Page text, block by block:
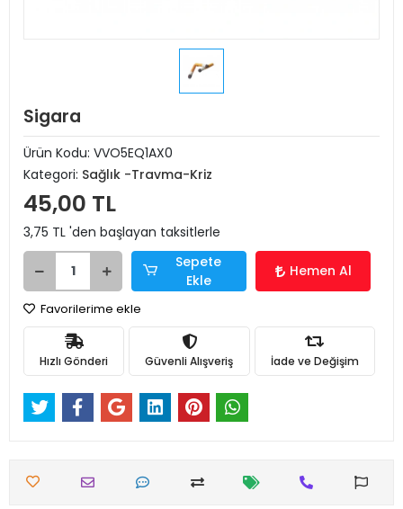
Sigara
Ürün Kodu: VVO5EQ1AX0
Kategori: Sağlık -Travma-Kriz
45,00 TL
3,75 TL 'den başlayan taksitlerle
Sepete
Ekle
Hemen Al
Favorilerime ekle
Hızlı Gönderi Güvenli Alışveriş İade ve Değişim